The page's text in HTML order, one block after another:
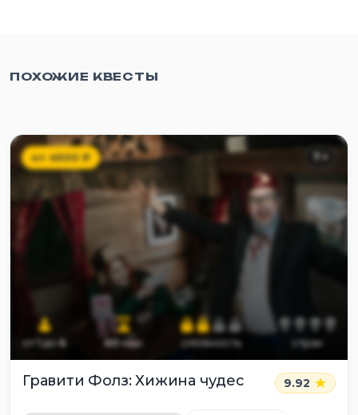
ПОХОЖИЕ КВЕСТЫ
от4500₽ +
от до6 60мин сложность страх
Гравити Фолз: Хижина чудес 9.92